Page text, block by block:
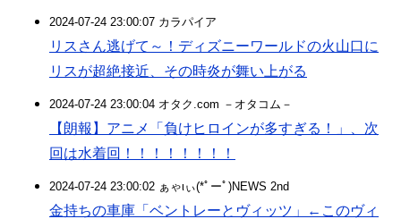
2024-07-24 23:00:07 カラパイア
リスさん逃げて～！ディズニーワールドの火山口に
リスが超絶接近、その時炎が舞い上がる
2024-07-24 23:00:04 オタク.com －オタコム－
【朗報】アニメ「負けヒロインが多すぎる！」、次
回は水着回！！！！！！！！
2024-07-24 23:00:02 ぁゃιぃ(*ﾟーﾟ)NEWS 2nd
金持ちの車庫「ベントレーとヴィッツ」←このヴィ